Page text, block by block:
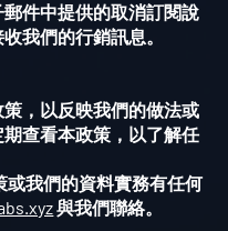
件中提供的取消訂閱說
我們的行銷訊息。
，以反映我們的做法或
查看本政策，以了解任
或我們的資料實務有任何
與我們聯絡。